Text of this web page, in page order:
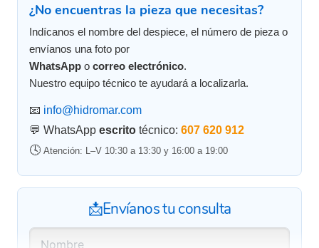
¿No encuentras la pieza que necesitas?
Indícanos el nombre del despiece, el número de pieza o
envíanos una foto por
WhatsApp o correo electrónico.
Nuestro equipo técnico te ayudará a localizarla.
📧 info@hidromar.com
💬 WhatsApp escrito técnico: 607 620 912
🕓 Atención: L–V 10:30 a 13:30 y 16:00 a 19:00
📩Envíanos tu consulta